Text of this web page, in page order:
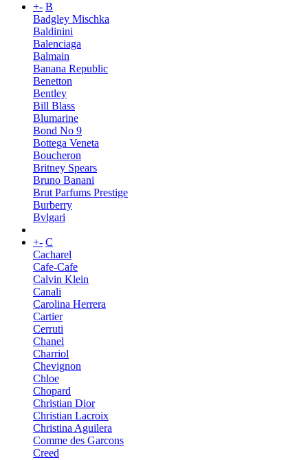
+- B
Badgley Mischka
Baldinini
Balenciaga
Balmain
Banana Republic
Benetton
Bentley
Bill Blass
Blumarine
Bond No 9
Bottega Veneta
Boucheron
Britney Spears
Bruno Banani
Brut Parfums Prestige
Burberry
Bvlgari
+- C
Cacharel
Cafe-Cafe
Calvin Klein
Canali
Carolina Herrera
Cartier
Cerruti
Chanel
Charriol
Chevignon
Chloe
Chopard
Christian Dior
Christian Lacroix
Christina Aguilera
Comme des Garcons
Creed